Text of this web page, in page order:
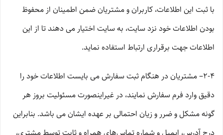
با ثبت این اطلاعات، کاربران و مشتریان ضمن اطمینان از محفوظ
بودن اطلاعات خود نزد سایت، به سایت اختیار می دهند تا از این
اطلاعات جهت برقراری ارتباط استفاده نماید.
2-۴– مشتریان در هنگام ثبت سفارش می بایست اطلاعات خود را
دقیق وارد فرم سفارش نمایند، در غیراینصورت مسئولیت بروز هر
گونه مشکل و ضرر و زیان احتمالی بر عهده ایشان می باشد. بنابراین